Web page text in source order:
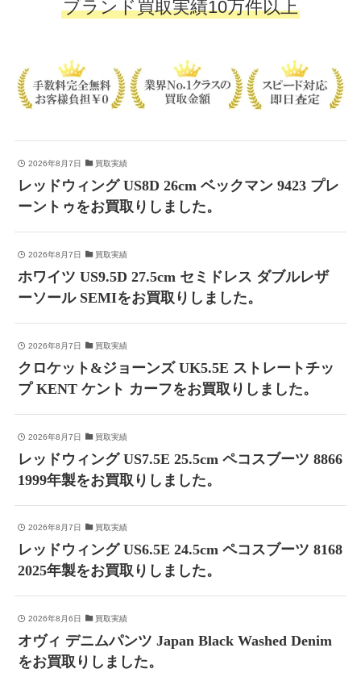
ブランド買取実績10万件以上
2026年8月7日 買取実績
レッドウィング US8D 26cm ベックマン 9423 プレ
ーントゥをお買取りしました。
2026年8月7日 買取実績
ホワイツ US9.5D 27.5cm セミドレス ダブルレザ
ーソール SEMIをお買取りしました。
2026年8月7日 買取実績
クロケット&ジョーンズ UK5.5E ストレートチッ
プ KENT ケント カーフをお買取りしました。
2026年8月7日 買取実績
レッドウィング US7.5E 25.5cm ペコスブーツ 8866
1999年製をお買取りしました。
2026年8月7日 買取実績
レッドウィング US6.5E 24.5cm ペコスブーツ 8168
2025年製をお買取りしました。
2026年8月6日 買取実績
オヴィ デニムパンツ Japan Black Washed Denim
をお買取りしました。